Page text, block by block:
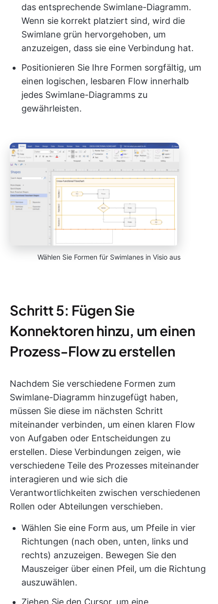
das entsprechende Swimlane-Diagramm.
Wenn sie korrekt platziert sind, wird die
Swimlane grün hervorgehoben, um
anzuzeigen, dass sie eine Verbindung hat.
Positionieren Sie Ihre Formen sorgfältig, um
einen logischen, lesbaren Flow innerhalb
jedes Swimlane-Diagramms zu
gewährleisten.
Wählen Sie Formen für Swimlanes in Visio aus
Schritt 5: Fügen Sie
Konnektoren hinzu, um einen
Prozess-Flow zu erstellen
Nachdem Sie verschiedene Formen zum
Swimlane-Diagramm hinzugefügt haben,
müssen Sie diese im nächsten Schritt
miteinander verbinden, um einen klaren Flow
von Aufgaben oder Entscheidungen zu
erstellen. Diese Verbindungen zeigen, wie
verschiedene Teile des Prozesses miteinander
interagieren und wie sich die
Verantwortlichkeiten zwischen verschiedenen
Rollen oder Abteilungen verschieben.
Wählen Sie eine Form aus, um Pfeile in vier
Richtungen (nach oben, unten, links und
rechts) anzuzeigen. Bewegen Sie den
Mauszeiger über einen Pfeil, um die Richtung
auszuwählen.
Ziehen Sie den Cursor, um eine